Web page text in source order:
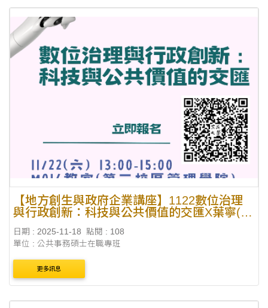
【地方創生與政府企業講座】1122數位治理
與行政創新：科技與公共價值的交匯X葉寧(數
位發展部常務次長)
日期 : 2025-11-18
點閱 : 108
單位 : 公共事務碩士在職專班
更多訊息